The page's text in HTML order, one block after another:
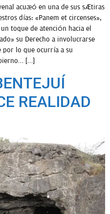
acuñó en una de sus sátiras
días: «Panem et circenses»,
toque de atención hacia el
su Derecho a involucrarse
por lo que ocurría a su
[…]
REALIDAD